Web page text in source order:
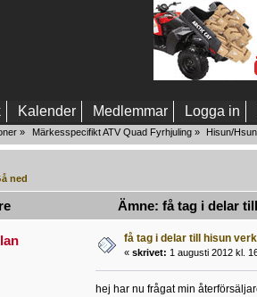
Kalender Medlemmar Logga in
» Märkesspecifikt ATV Quad Fyrhjuling» Hisun/Hsun
ned
Ämne: få tag i delar
få tag i delar till hisun
« skrivet: 1 augusti 2012 kl.
hej har nu frågat min